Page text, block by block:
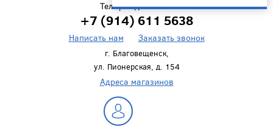
Телефон для связи
+7 (914) 611 5638
Написать нам Заказать звонок
г. Благовещенск,
ул. Пионерская, д. 154
Адреса магазинов